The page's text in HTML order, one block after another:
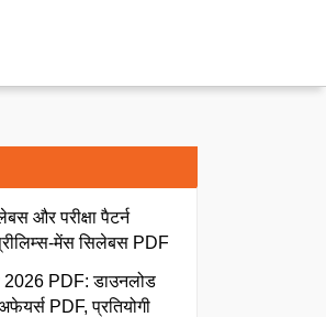
और परीक्षा पैटर्न
मेंस सिलेबस PDF
PDF: डाउनलोड
PDF, प्रतियोगी